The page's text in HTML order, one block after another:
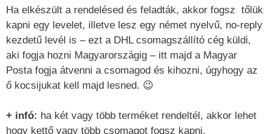
Ha elkészült a rendelésed és feladták, akkor fogsz tőlük
kapni egy levelet, illetve lesz egy német nyelvű, no-reply
kezdetű levél is – ezt a DHL csomagszállító cég küldi,
aki fogja hozni Magyarországig – itt majd a Magyar
Posta fogja átvenni a csomagod és kihozni, úgyhogy az
ő kocsijukat kell majd lesned. 😉
+ infó: ha két vagy több terméket rendeltél, akkor lehet
hogy kettő vagy több csomagot fogsz kapni.